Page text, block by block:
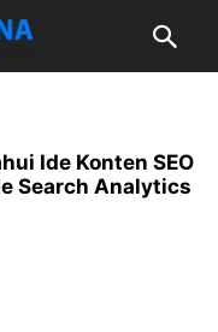
Ide Konten SEO
Search Analytics